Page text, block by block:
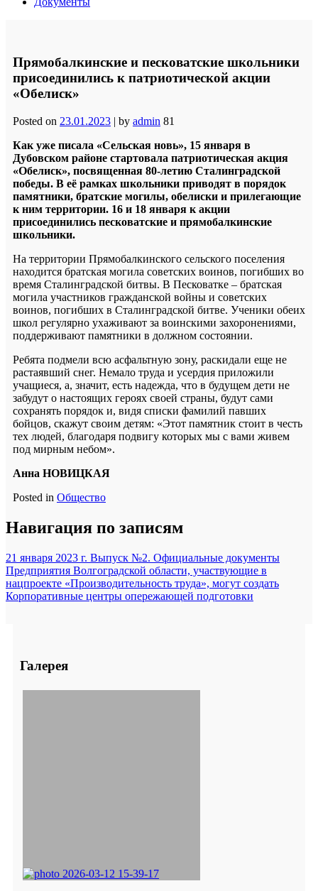
Прямобалкинские и песковатские школьники
присоединились к патриотической акции
«Обелиск»
Posted on 23.01.2023 | by admin 81
Как уже писала «Сельская новь», 15 января в
Дубовском районе стартовала патриотическая акция
«Обелиск», посвященная 80-летию Сталинградской
победы. В её рамках школьники приводят в порядок
памятники, братские могилы, обелиски и прилегающие
к ним территории. 16 и 18 января к акции
присоединились песковатские и прямобалкинские
школьники.
На территории Прямобалкинского сельского поселения
находится братская могила советских воинов, погибших во
время Сталинградской битвы. В Песковатке – братская
могила участников гражданской войны и советских
воинов, погибших в Сталинградской битве. Ученики обеих
школ регулярно ухаживают за воинскими захоронениями,
поддерживают памятники в должном состоянии.
Ребята подмели всю асфальтную зону, раскидали еще не
растаявший снег. Немало труда и усердия приложили
учащиеся, а, значит, есть надежда, что в будущем дети не
забудут о настоящих героях своей страны, будут сами
сохранять порядок и, видя списки фамилий павших
бойцов, скажут своим детям: «Этот памятник стоит в честь
тех людей, благодаря подвигу которых мы с вами живем
под мирным небом».
Анна НОВИЦКАЯ
Posted in Общество
Навигация по записям
21 января 2023 г. Выпуск №2. Официальные документы
Предприятия Волгоградской области, участвующие в
нацпроекте «Производительность труда», могут создать
Корпоративные центры опережающей подготовки
Галерея